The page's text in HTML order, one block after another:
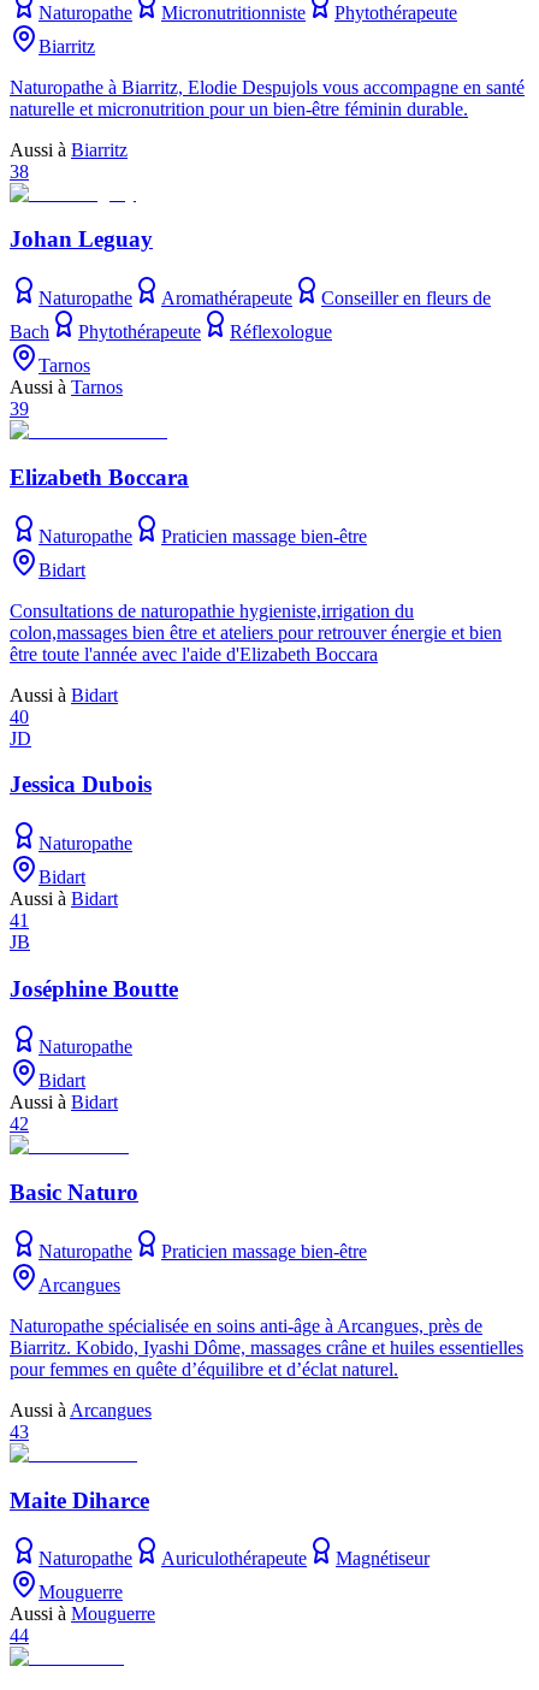
Naturopathe Micronutritionniste
Phytothérapeute
Biarritz
Naturopathe à Biarritz, Elodie Despujols vous accompagne en santé
naturelle et micronutrition pour un bien-être féminin durable.
Aussi à Biarritz
38
Johan Leguay
Naturopathe Aromathérapeute
Conseiller en fleurs de
Bach
Phytothérapeute
Réflexologue
Tarnos
Aussi à Tarnos
39
Elizabeth Boccara
Naturopathe
Praticien massage bien-être
Bidart
Consultations de naturopathie hygieniste,irrigation du
colon,massages bien être et ateliers pour retrouver énergie et bien
être toute l'année avec l'aide d'Elizabeth Boccara
Aussi à Bidart
40
JD
Jessica Dubois
Naturopathe
Bidart
Aussi à Bidart
41
JB
Joséphine Boutte
Naturopathe
Bidart
Aussi à Bidart
42
Basic Naturo
Naturopathe
Praticien massage bien-être
Arcangues
Naturopathe spécialisée en soins anti-âge à Arcangues, près de
Biarritz. Kobido, Iyashi Dôme, massages crâne et huiles essentielles
pour femmes en quête d’équilibre et d’éclat naturel.
Aussi à Arcangues
43
Maite Diharce
Naturopathe Auriculothérapeute
Magnétiseur
Mouguerre
Aussi à Mouguerre
44